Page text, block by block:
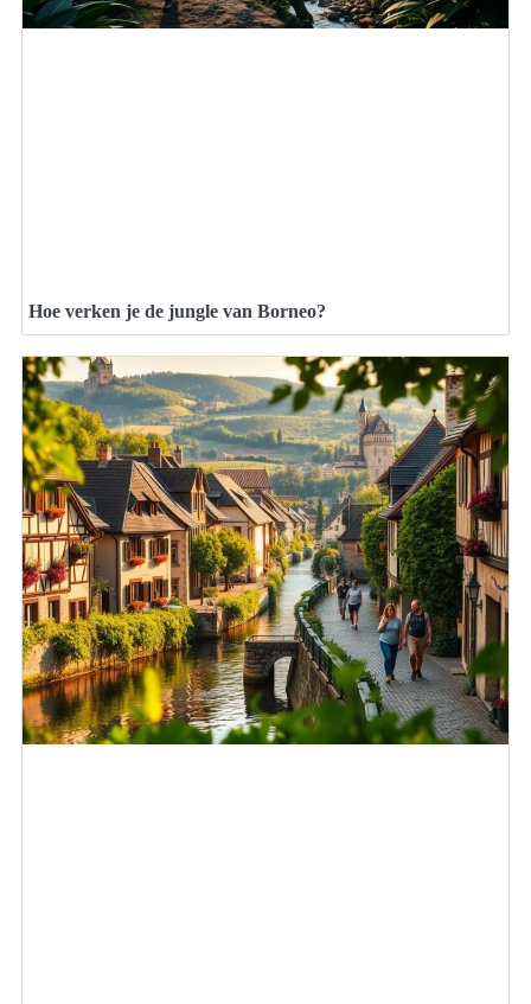
Hoe verken je de jungle van Borneo?